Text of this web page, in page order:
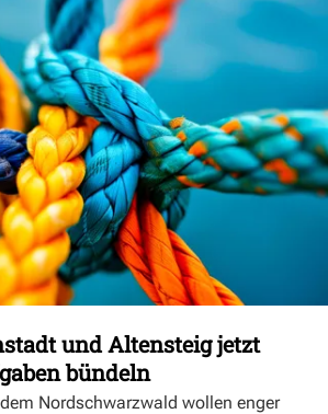
und Altensteig jetzt
bündeln
Nordschwarzwald wollen enger